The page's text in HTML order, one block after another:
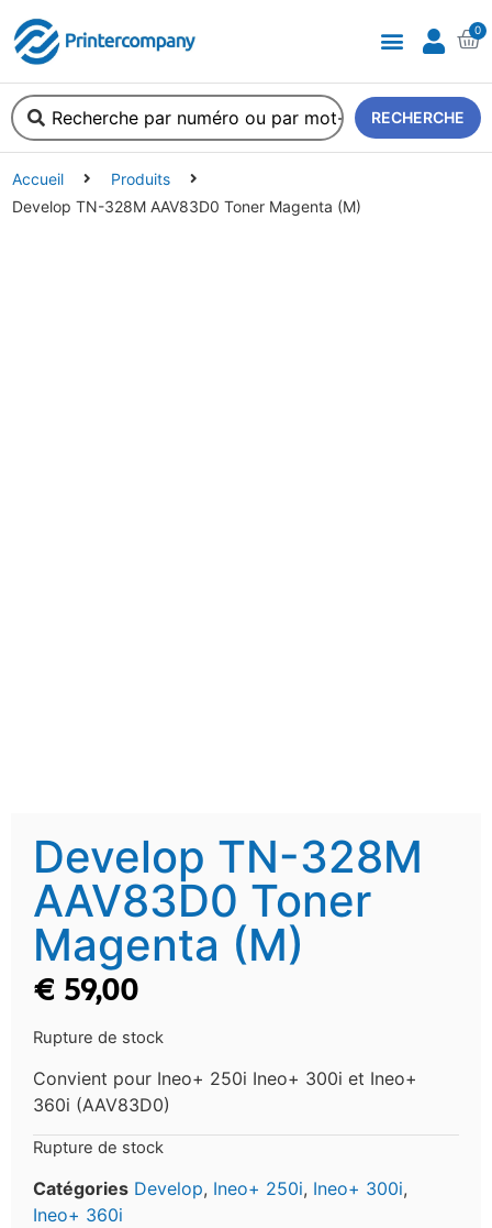
0
RECHERCHE
Accueil
Produits
Develop TN-328M AAV83D0 Toner Magenta (M)
Develop TN-328M
AAV83D0 Toner
Magenta (M)
€ 59,00
Rupture de stock
Convient pour Ineo+ 250i Ineo+ 300i et Ineo+
360i (AAV83D0)
Rupture de stock
Catégories Develop, Ineo+ 250i, Ineo+ 300i,
Ineo+ 360i